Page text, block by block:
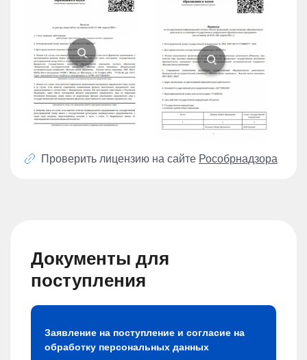
Проверить лицензию на сайте Рособрнадзора
Документы для
поступления
Заявление на поступление и согласие на
обработку персональных данных